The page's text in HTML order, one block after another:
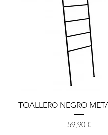
TOALLERO NEGRO
Precio
59,90 €